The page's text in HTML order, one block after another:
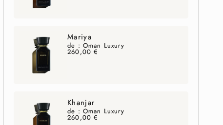
Mariya
de : Oman Luxury
260,00€
Khanjar
de : Oman Luxury
260,00€